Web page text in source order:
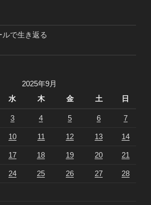
で生き返る
2025年9月
水 木 金 土 日
3 4 5 6 7
10 11 12 13 14
17 18 19 20 21
24 25 26 27 28